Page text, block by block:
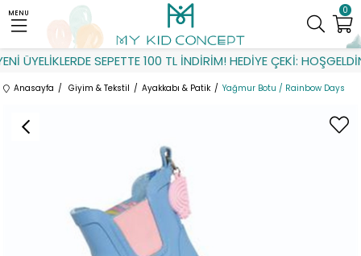
ÜYELİKLERDE SEPETTE 100 TL İNDİRİM! HEDİYE ÇEKİ: HOŞGELDİN
0
MENU
Anasayfa Giyim & Tekstil Ayakkabı & Patik Yağmur Botu / Rainbow Days